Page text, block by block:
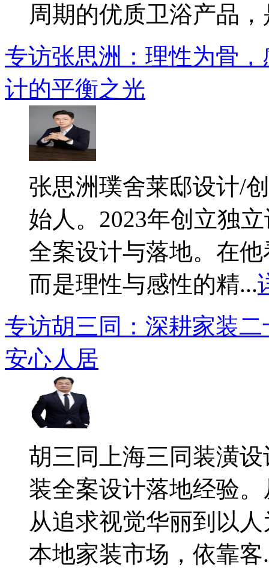
周期的优质卫浴产品，
专访张思洲：理性为骨
计的平衡之光
张思洲璞舍莱邸设计/
始人。2023年创立独
全案设计与落地。在
而是理性与感性的精...
专访胡三同：深耕家装
安心人居
胡三同上海三同装潢
装全案设计落地经验
从追求视觉华丽到以
本地家装市场，依靠客